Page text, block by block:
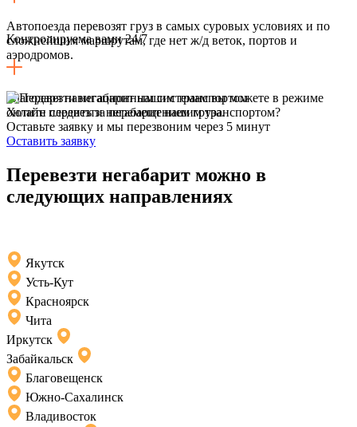
Автопоезда перевозят груз в самых суровых условиях и по
сложнейшим маршрутам, где нет ж/д веток, портов и
аэродромов.
Контролируема вами 24/7
Благодаря навигационным системам вы можете в режиме
онлайн следить за перемещением груза.
Хотите перевезти негабарит нашим транспортом?
Оставьте заявку и мы перезвоним через 5 минут
Оставить заявку
Перевезти негабарит можно в
следующих направлениях
Якутск
Усть-Кут
Красноярск
Чита
Иркутск
Забайкальск
Благовещенск
Южно-Сахалинск
Владивосток